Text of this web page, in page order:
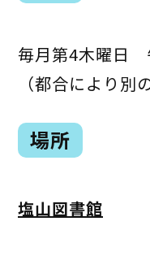
毎月第4木曜日
（都合により別
場所
塩山図書館